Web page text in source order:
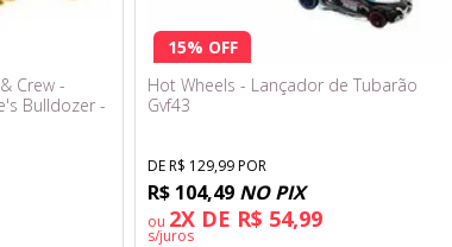
Crew -
Bulldozer -
15% OFF
Hot Wheels - Lançador de Tubarão
Gvf43
DE R$ 129,99 POR
R$ 104,49 NO PIX
ou 2X DE R$ 54,99
s/juros